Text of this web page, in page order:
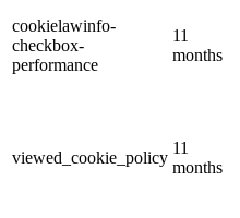
cookielawinfo-
checkbox-
performance
11
months
viewed_cookie_policy
11
months